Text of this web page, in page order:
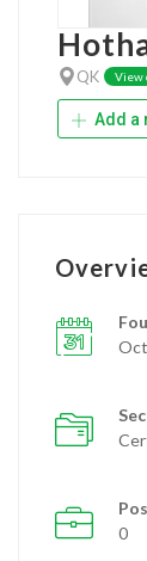
QK View
Add a
0